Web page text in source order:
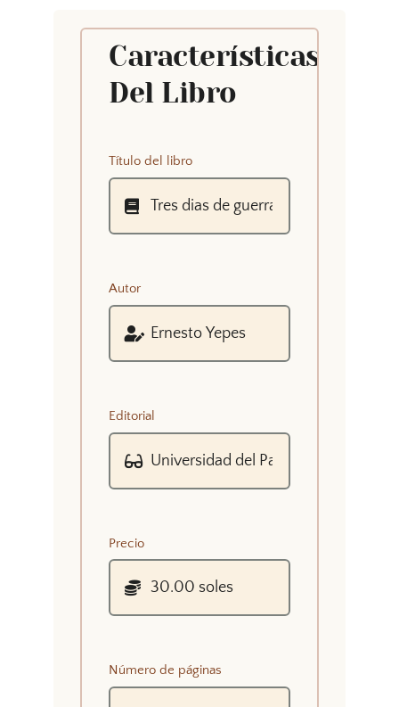
Características
Del Libro
Título del libro
Autor
Editorial
Precio
Número de páginas